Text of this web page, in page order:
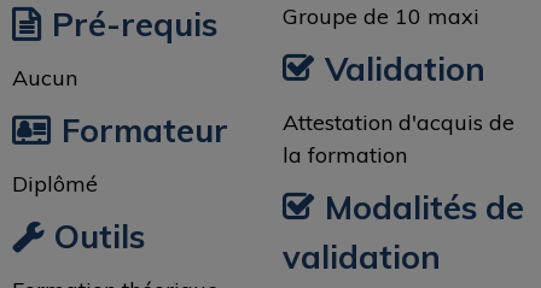
Pré-requis
Aucun
Formateur
Diplômé
Outils
Groupe de 10 maxi
Validation
Attestation d'acquis de
la formation
Modalités de
validation